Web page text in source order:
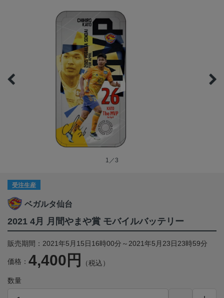
1／3
受注生産
ベガルタ仙台
2021 4月 月間やまや賞 モバイルバッテリー
販売期間：2021年5月15日16時00分～2021年5月23日23時59分
価格： 4,400円 （税込）
数量